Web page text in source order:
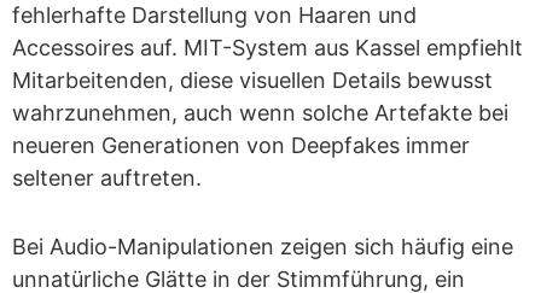
fehlerhafte Darstellung von Haaren und
Accessoires auf. MIT-System aus Kassel empfiehlt
Mitarbeitenden, diese visuellen Details bewusst
wahrzunehmen, auch wenn solche Artefakte bei
neueren Generationen von Deepfakes immer
seltener auftreten.
Bei Audio-Manipulationen zeigen sich häufig eine
unnatürliche Glätte in der Stimmführung, ein